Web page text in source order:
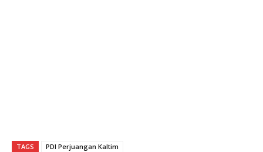
TAGS PDI Perjuangan Kaltim